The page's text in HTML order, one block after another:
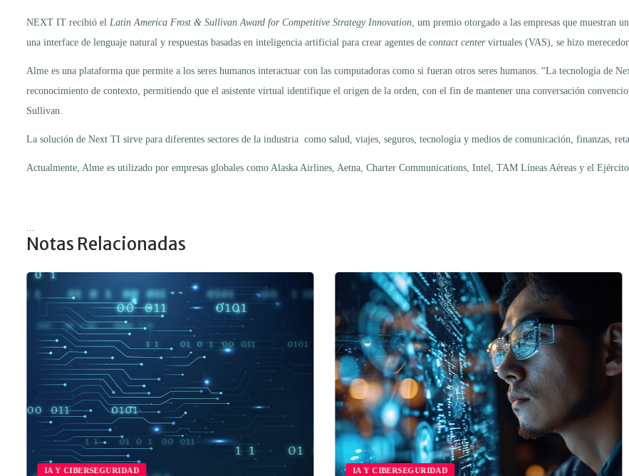
NEXT IT recibió el Latin America Frost & Sullivan Award for Competitive Strategy Innovation , um premio otorgado a las empresas que
una interface de lenguaje natural y respuestas basadas en inteligencia artificial para crear agentes de contact centervirtuales (VAS), se hizo merecedor
Alme es una plataforma que permite a los seres humanos interactuar con las computadoras como si fueran otros seres humanos. “La tecnología de
reconocimiento de contexto, permitiendo que el asistente virtual identifique el origen de la orden, con el fin de mantener una conversación
Sullivan.
La solución de Next TI sirve para diferentes sectores de la industria como salud, viajes, seguros, tecnología y medios de comunicación, finanzas,
Actualmente, Alme es utilizado por empresas globales como Alaska Airlines, Aetna, Charter Communications, Intel, TAM Líneas Aéreas y el
Notas Relacionadas
IA Y CIBERSEGURIDAD IA Y CIBERSEGURIDAD